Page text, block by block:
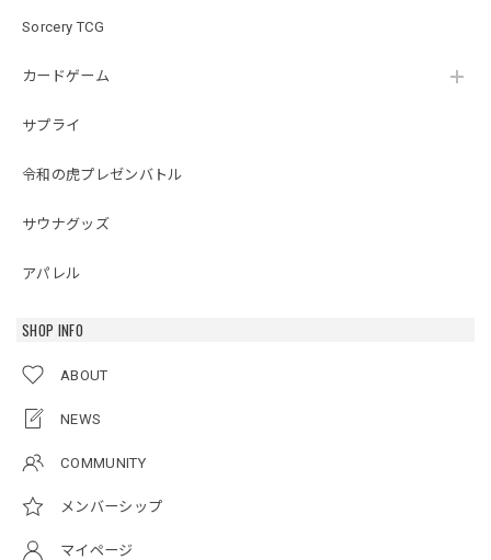
Sorcery TCG
カードゲーム
サプライ
令和の虎プレゼンバトル
サウナグッズ
アパレル
SHOP INFO
ABOUT
NEWS
COMMUNITY
メンバーシップ
マイページ